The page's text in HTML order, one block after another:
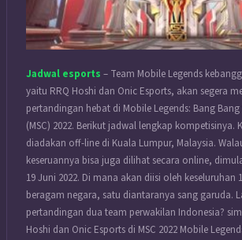
Jadwal esports – Team Mobile Legends
yaitu RRQ Hoshi dan Onic Esports, akan segera
pertandingan hebat di Mobile Legends: Bang Bang
(MSC) 2022. Berikut jadwal lengkap kompetisinya.
diadakan off-line di Kuala Lumpur, Malaysia.
keseruannya bisa juga dilihat secara online,
19 Juni 2022. Di mana akan diisi oleh keseluruhan
beragam negara, satu diantaranya sang garuda.
pertandingan dua team perwakilan Indonesia?
Hoshi dan Onic Esports di MSC 2022 Mobile